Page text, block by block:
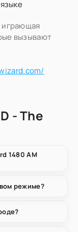
играющая
вызывают
- The
1480 AM
режиме?